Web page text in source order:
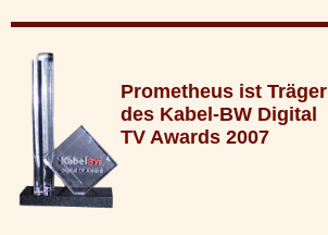
Prometheus ist Träger
des Kabel-BW Digital
TV Awards 2007